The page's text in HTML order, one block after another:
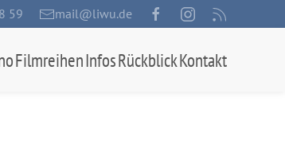
59 mail@liwu.de
FilmreihenInfosRückblickKontakt